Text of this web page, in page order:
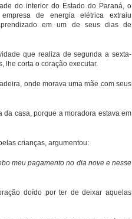
do interior do Estado do Paraná, o
de energia elétrica extraiu
em um de seus dias de
que realiza de segunda a sexta-
lhe corta o coração executar.
onde morava uma mãe com seus
da casa, porque a moradora estava em
crianças, argumentou:
meu pagamento no dia nove e nesse
doído por ter de deixar aquelas